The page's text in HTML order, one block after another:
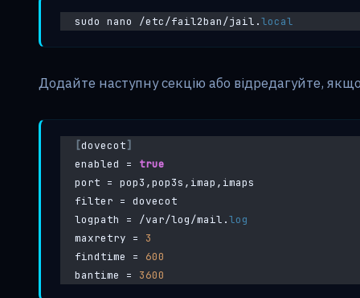
sudo nano /etc/fail2ban/jail.local
Додайте наступну секцію або відредагуйте,
[dovecot]
enabled = true
port = pop3,pop3s,imap,imaps
filter = dovecot
logpath = /var/log/mail.log
maxretry = 3
findtime = 600
bantime = 3600